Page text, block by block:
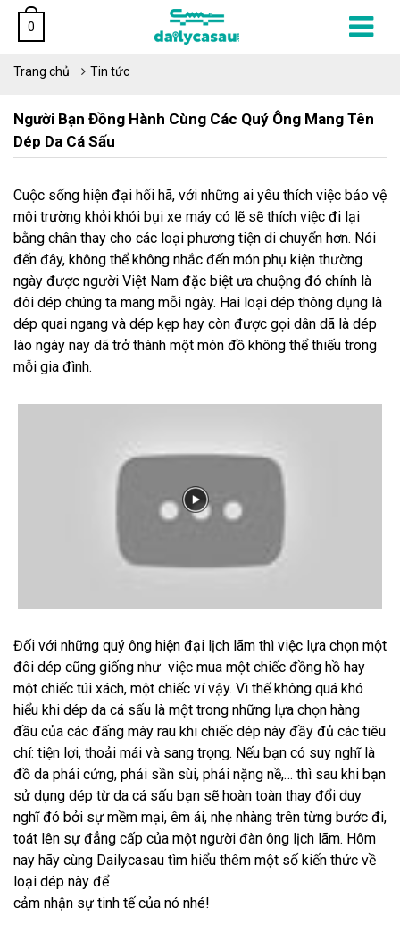
0
Trang chủ Tin tức
Người Bạn Đồng Hành Cùng Các Quý Ông Mang Tên
Dép Da Cá Sấu
Cuộc sống hiện đại hối hã, với những ai yêu thích việc bảo vệ
môi trường khỏi khói bụi xe máy có lẽ sẽ thích việc đi lại
bằng chân thay cho các loại phương tiện di chuyển hơn. Nói
đến đây, không thể không nhắc đến món phụ kiện thường
ngày được người Việt Nam đặc biệt ưa chuộng đó chính là
đôi dép chúng ta mang mỗi ngày. Hai loại dép thông dụng là
dép quai ngang và dép kẹp hay còn được gọi dân dã là dép
lào ngày nay dã trở thành một món đồ không thể thiếu trong
mỗi gia đình.
Đối với những quý ông hiện đại lịch lãm thì việc lựa chọn một
đôi dép cũng giống như việc mua một chiếc đồng hồ hay
một chiếc túi xách, một chiếc ví vậy. Vì thế không quá khó
hiểu khi dép da cá sấu là một trong những lựa chọn hàng
đầu của các đấng mày rau khi chiếc dép này đầy đủ các tiêu
chí: tiện lợi, thoải mái và sang trọng. Nếu bạn có suy nghĩ là
đồ da phải cứng, phải sần sùi, phải nặng nề,… thì sau khi bạn
sử dụng dép từ da cá sấu bạn sẽ hoàn toàn thay đổi duy
nghĩ đó bởi sự mềm mại, êm ái, nhẹ nhàng trên từng bước đi,
toát lên sự đẳng cấp của một người đàn ông lịch lãm. Hôm
nay hãy cùng Dailycasau tìm hiểu thêm một số kiến thức về
loại dép này để
cảm nhận sự tinh tế của nó nhé!